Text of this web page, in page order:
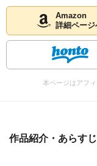
Amazon
詳細ページ
本ページはアフ
作品紹介・あらすじ